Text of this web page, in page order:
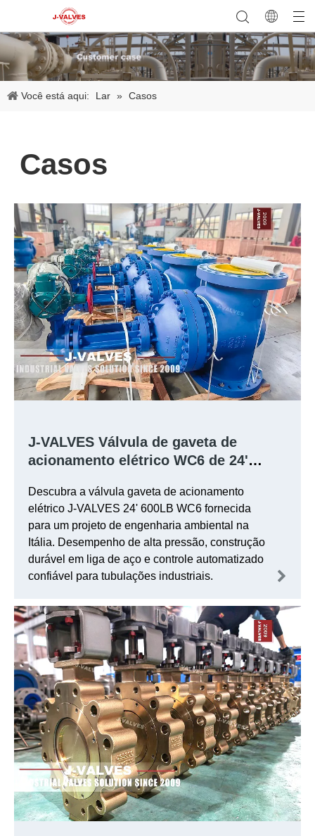
Você está aqui: Lar » Casos
Casos
J-VALVES Válvula de gaveta de
acionamento elétrico WC6 de 24'
ambiental na Itália
Descubra a válvula gaveta de acionamento
elétrico J-VALVES 24' 600LB WC6 fornecida
para um projeto de engenharia ambiental na
Itália. Desempenho de alta pressão, construção
durável em liga de aço e controle automatizado
confiável para tubulações industriais.